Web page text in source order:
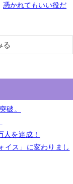
憑かれてもいい役だ
る
破。
を達成！
ス」に変わりまし